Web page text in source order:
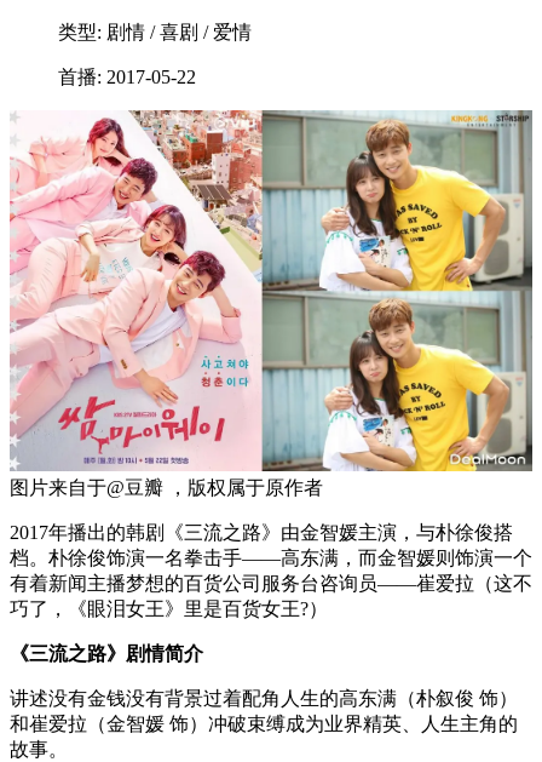
类型: 剧情 / 喜剧 / 爱情
首播: 2017-05-22
图片来自于@豆瓣 ，版权属于原作者
2017年播出的韩剧《三流之路》由金智媛主演，与朴徐俊搭
档。朴徐俊饰演一名拳击手——高东满，而金智媛则饰演一个
有着新闻主播梦想的百货公司服务台咨询员——崔爱拉（这不
巧了，《眼泪女王》里是百货女王?）
《三流之路》剧情简介
讲述没有金钱没有背景过着配角人生的高东满（朴叙俊 饰）
和崔爱拉（金智媛 饰）冲破束缚成为业界精英、人生主角的
故事。